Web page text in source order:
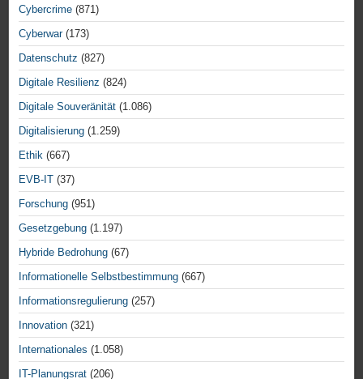
Cybercrime (871)
Cyberwar(173)
Datenschutz (827)
Digitale Resilienz (824)
Digitale Souveränität (1.086)
Digitalisierung (1.259)
Ethik (667)
EVB-IT (37)
Forschung (951)
Gesetzgebung (1.197)
Hybride Bedrohung (67)
Informationelle Selbstbestimmung (667)
Informationsregulierung (257)
Innovation (321)
Internationales (1.058)
IT-Planungsrat (206)